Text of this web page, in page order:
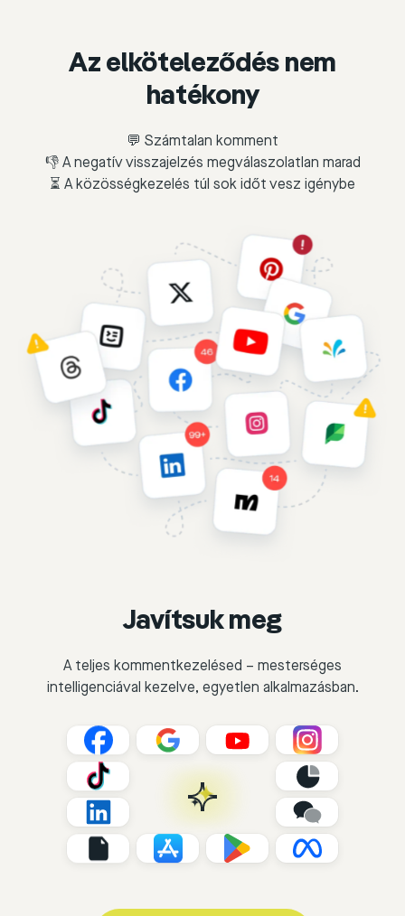
Az elköteleződés nem
hatékony
💬 Számtalan komment
👎 A negatív visszajelzés megválaszolatlan marad
⏳ A közösségkezelés túl sok időt vesz igénybe
Javítsuk meg
A teljes kommentkezelésed – mesterséges
intelligenciával kezelve, egyetlen alkalmazásban.